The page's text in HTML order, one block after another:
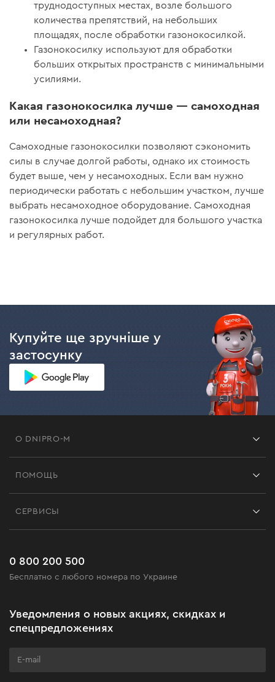
труднодоступных местах, возле большого
количества препятствий, на небольших
площадях, после обработки газонокосилкой.
Газонокосилку используют для обработки
больших открытых пространств с минимальными
усилиями.
Какая газонокосилка лучше — самоходная
или несамоходная?
Самоходные газонокосилки позволяют сэкономить
силы в случае долгой работы, однако их стоимость
будет выше, чем у несамоходных. Если вам нужно
периодически работать с небольшим участком, лучше
выбрать несамоходное оборудование. Самоходная
газонокосилка лучше подойдет для большого участка
и регулярных работ.
Купуйте ще зручніше у
застосунку
О DNIPRO-M
Черная пятница
Клуб мастерства
ПОМОЩЬ
Часто задаваемые вопросы
СЕРВИСЫ
0 800 200 500
Бесплатно с любого номера по Украине
Уведомления о новых акциях, скидках и
спецпредложениях